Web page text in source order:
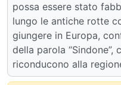
possa essere stato
lungo le antiche rotte
giungere in Europa,
della parola “Sindone”,
riconducono alla